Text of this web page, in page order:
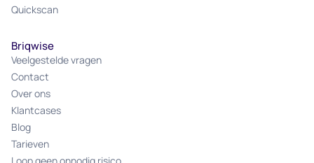
Quickscan
Briqwise
Veelgestelde vragen
Contact
Over ons
Klantcases
Blog
Tarieven